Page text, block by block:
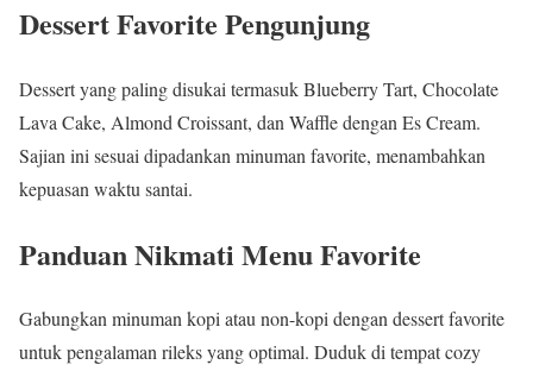
Dessert Favorite Pengunjung
Dessert yang paling disukai termasuk Blueberry Tart, Chocolate
Lava Cake, Almond Croissant, dan Waffle dengan Es Cream.
Sajian ini sesuai dipadankan minuman favorite, menambahkan
kepuasan waktu santai.
Panduan Nikmati Menu Favorite
Gabungkan minuman kopi atau non-kopi dengan dessert favorite
untuk pengalaman rileks yang optimal. Duduk di tempat cozy